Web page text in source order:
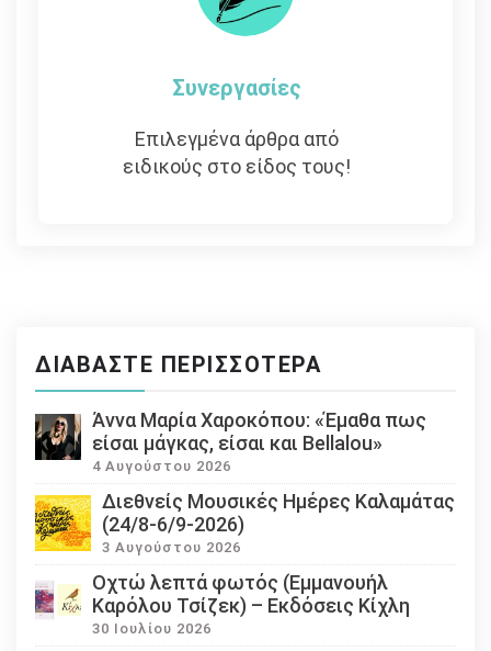
Συνεργασίες
Επιλεγμένα άρθρα από
ειδικούς στο είδος τους!
ΔΙΑΒΆΣΤΕ ΠΕΡΙΣΣΌΤΕΡΑ
Άννα Μαρία Χαροκόπου: «Έμαθα πως
είσαι μάγκας, είσαι και Bellalou»
4 Αυγούστου 2026
Διεθνείς Μουσικές Ημέρες Καλαμάτας
(24/8-6/9-2026)
3 Αυγούστου 2026
Οχτώ λεπτά φωτός (Εμμανουήλ
Καρόλου Τσίζεκ) – Εκδόσεις Κίχλη
30 Ιουλίου 2026